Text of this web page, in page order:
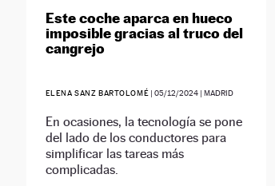
Este coche aparca en hueco
imposible gracias al truco del
cangrejo
ELENA SANZ BARTOLOMÉ |05/12/2024 | MADRID
En ocasiones, la tecnología se pone
del lado de los conductores para
simplificar las tareas más
complicadas.